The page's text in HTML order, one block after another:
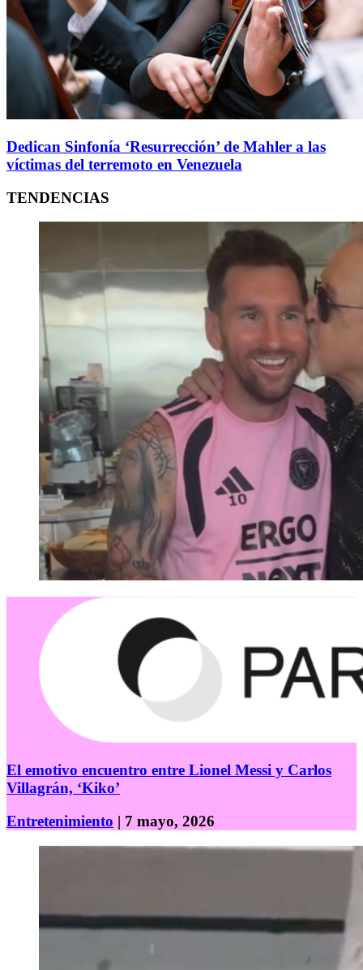
Dedican Sinfonía ‘Resurrección’ de Mahler a las
víctimas del terremoto en Venezuela
TENDENCIAS
El emotivo encuentro entre Lionel Messi y Carlos
Villagrán, ‘Kiko’
Entretenimiento | 7 mayo, 2026